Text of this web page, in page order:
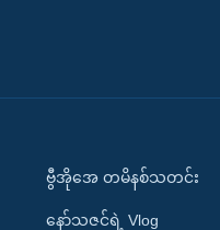
ဗွီအိုအေ တမိနစ်သတင်း
နော်သဇင်ရဲ့ Vlog